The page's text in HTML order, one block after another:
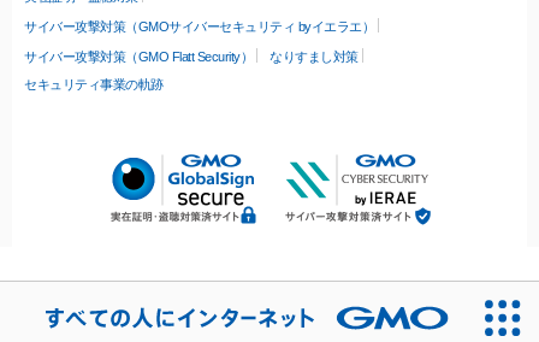
サイバー攻撃対策（GMOサイバーセキュリティ byイエラエ）
サイバー攻撃対策（GMO Flatt Security）
なりすまし対策
セキュリティ事業の軌跡